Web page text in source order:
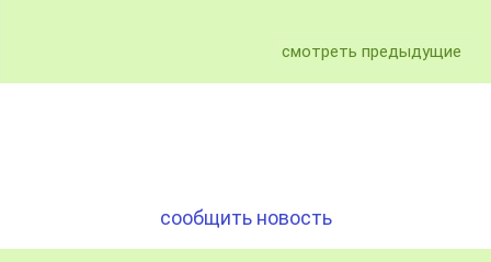
смотреть предыдущие
сообщить новость